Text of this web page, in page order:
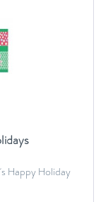
Happy Holiday